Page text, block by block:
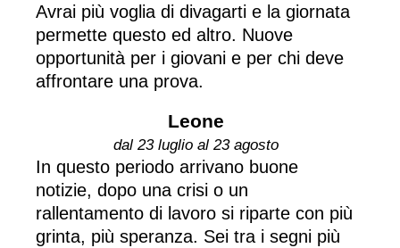
Avrai più voglia di divagarti e la giornata
permette questo ed altro. Nuove
opportunità per i giovani e per chi deve
affrontare una prova.
Leone
dal 23 luglio al 23 agosto
In questo periodo arrivano buone
notizie, dopo una crisi o un
rallentamento di lavoro si riparte con più
grinta, più speranza. Sei tra i segni più